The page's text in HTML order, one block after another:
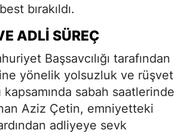
bırakıldı.
ADLI SÜREÇ
Başsavcılığı tarafından
yönelik yolsuzluk ve rüşvet
kapsamında sabah saatlerinde
Aziz Çetin, emniyetteki
adliyeye sevk